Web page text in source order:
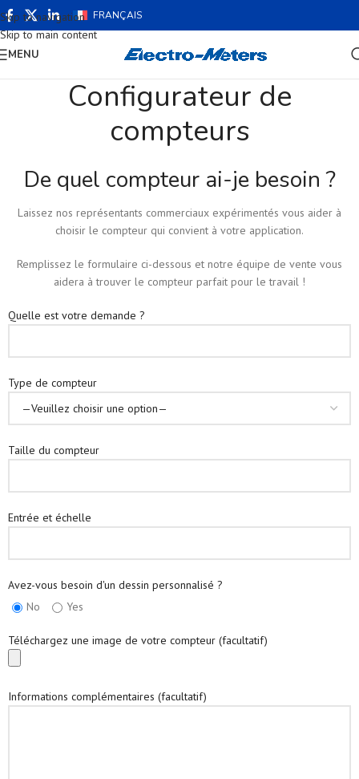
Skip to navigation
Skip to main content
FRANÇAIS
MENU
Configurateur de
compteurs
De quel compteur ai-je besoin ?
Laissez nos représentants commerciaux expérimentés vous aider à
choisir le compteur qui convient à votre application.
Remplissez le formulaire ci-dessous et notre équipe de vente vous
aidera à trouver le compteur parfait pour le travail !
Quelle est votre demande ?
Type de compteur
Taille du compteur
Entrée et échelle
Avez-vous besoin d'un dessin personnalisé ?
No
Yes
Téléchargez une image de votre compteur (facultatif)
Informations complémentaires (facultatif)